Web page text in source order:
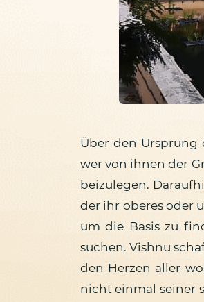
Über den Ursprung
wer von ihnen der
beizulegen.
der ihr oberes oder
um die Basis zu
suchen. Vishnu
den Herzen aller
nicht einmal seiner